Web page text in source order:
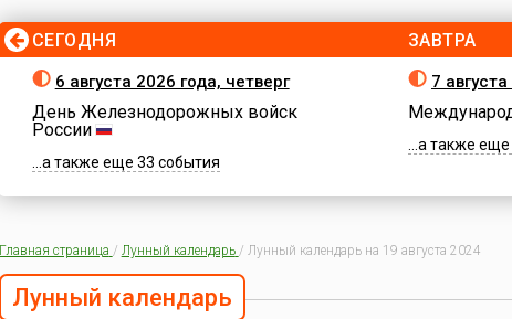
СЕГОДНЯ
6 августа 2026 года, четверг
День Железнодорожных войск
России
...а также еще 33 события
ЗАВТРА
7
...а также
Главная страница / Лунный календарь / Лунный календарь на 19 августа 2024
Лунный календарь